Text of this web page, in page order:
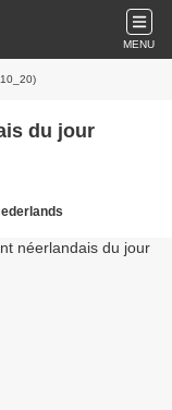
MENU
du jour